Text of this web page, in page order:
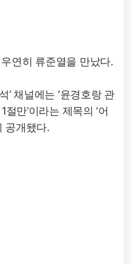
연히 류준열을 만났다.
’ 채널에는 ‘윤경호랑 관
만’이라는 제목의 ‘어
공개됐다.